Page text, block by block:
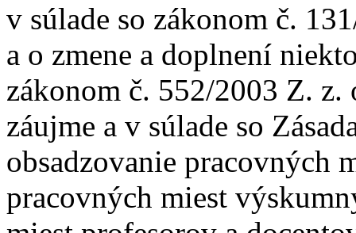
v súlade so zákonom č.
a o zmene a doplnení
zákonom č. 552/2003 Z.
záujme a v súlade so
obsadzovanie pracovných
pracovných miest